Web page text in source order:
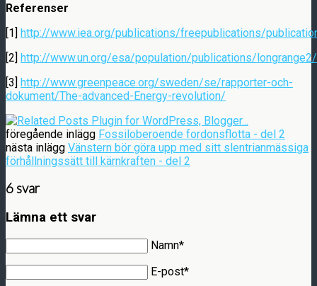
Referenser
[1] http://www.iea.org/publications/freepublications/
[2] http://www.un.org/esa/population/publications/
[3] http://www.greenpeace.org/sweden/se/rapporter-och-
dokument/The-advanced-Energy-revolution/
föregående inlägg Fossiloberoende fordonsflotta - del 2
nästa inlägg Vänstern bör göra upp med sitt slentrianmässiga
förhållningssätt till kärnkraften - del 2
6 svar
Lämna ett svar
Namn*
E-post*